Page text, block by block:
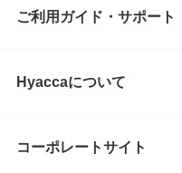
ご利用ガイド・サポート
Hyaccaについて
コーポレートサイト